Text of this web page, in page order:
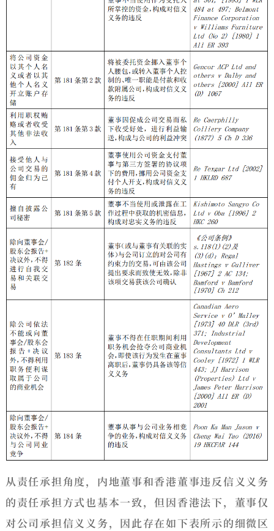
从责任承担角度，内地董事和香港董事违反信义义务
的责任承担方式也基本一致，但因香港法下，董事仅
对公司承担信义义务，因此存在如下表所示的细微区